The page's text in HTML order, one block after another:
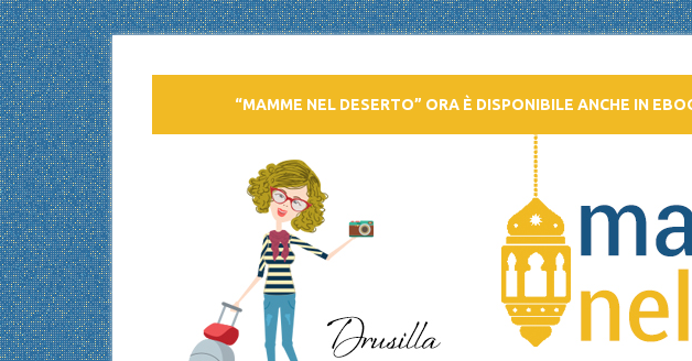
“MAMME NEL DESERTO” ORA È DISPONIBILE ANCHE IN